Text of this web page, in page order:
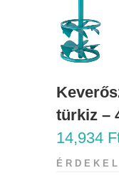
türkiz –
14,934
ÉRDEKEL